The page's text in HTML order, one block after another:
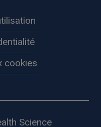
cookies
Science